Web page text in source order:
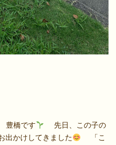
豊橋です
先日、この子の
出かけしてきました
「こ